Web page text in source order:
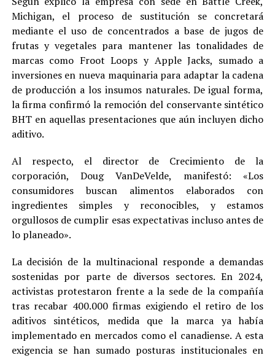
Michigan, el proceso de sustitución se concretará
mediante el uso de concentrados a base de jugos de
frutas y vegetales para mantener las tonalidades de
marcas como Froot Loops y Apple Jacks, sumado a
inversiones en nueva maquinaria para adaptar la cadena
de producción a los insumos naturales. De igual forma,
la firma confirmó la remoción del conservante sintético
BHT en aquellas presentaciones que aún incluyen dicho
aditivo.
Al respecto, el director de Crecimiento de la
corporación, Doug VanDeVelde, manifestó: «Los
consumidores buscan alimentos elaborados con
ingredientes simples y reconocibles, y estamos
orgullosos de cumplir esas expectativas incluso antes de
lo planeado».
La decisión de la multinacional responde a demandas
sostenidas por parte de diversos sectores. En 2024,
activistas protestaron frente a la sede de la compañía
tras recabar 400.000 firmas exigiendo el retiro de los
aditivos sintéticos, medida que la marca ya había
implementado en mercados como el canadiense. A esta
exigencia se han sumado posturas institucionales en